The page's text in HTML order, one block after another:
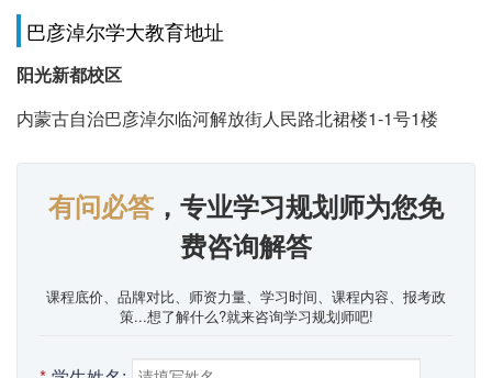
巴彦淖尔学大教育地址
阳光新都校区
内蒙古自治巴彦淖尔临河解放街人民路北裙楼1-1号1楼
有问必答，专业学习规划师为您免
费咨询解答
课程底价、品牌对比、师资力量、学习时间、课程内容、报考政
策...想了解什么?就来咨询学习规划师吧!